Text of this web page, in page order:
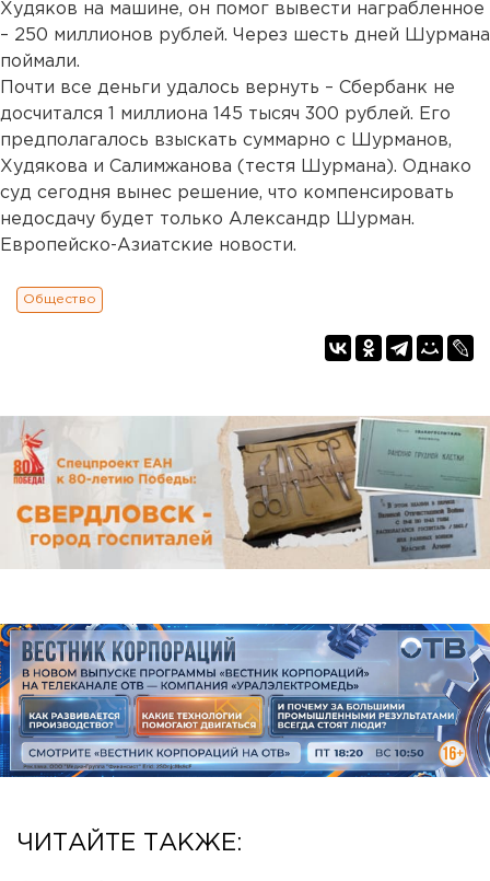
Худяков на машине, он помог вывести награбленное
– 250 миллионов рублей. Через шесть дней Шурмана
поймали.
Почти все деньги удалось вернуть – Сбербанк не
досчитался 1 миллиона 145 тысяч 300 рублей. Его
предполагалось взыскать суммарно с Шурманов,
Худякова и Салимжанова (тестя Шурмана). Однако
суд сегодня вынес решение, что компенсировать
недосдачу будет только Александр Шурман.
Европейско-Азиатские новости.
Общество
ЧИТАЙТЕ ТАКЖЕ: